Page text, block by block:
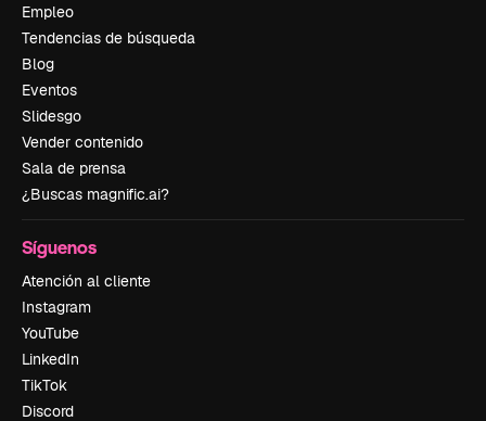
Empleo
Tendencias de búsqueda
Blog
Eventos
Slidesgo
Vender contenido
Sala de prensa
¿Buscas magnific.ai?
Síguenos
Atención al cliente
Instagram
YouTube
LinkedIn
TikTok
Discord